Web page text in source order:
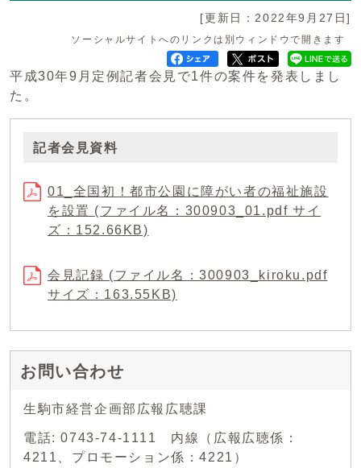
[更新日：2022年9月27日]
ソーシャルサイトへのリンクは別ウィンドウで開きます
平成30年9月定例記者会見で1件の案件を発表しまし
た。
記者会見資料
01_全国初！都市公園に障がい者の福祉施設
を設置 (ファイル名：300903_01.pdf サイ
ズ：152.66KB)
会見記録 (ファイル名：300903_kiroku.pdf
サイズ：163.55KB)
お問い合わせ
生駒市経営企画部広報広聴課
電話: 0743-74-1111 内線（広報広聴係：
4211、プロモーション係：4221）